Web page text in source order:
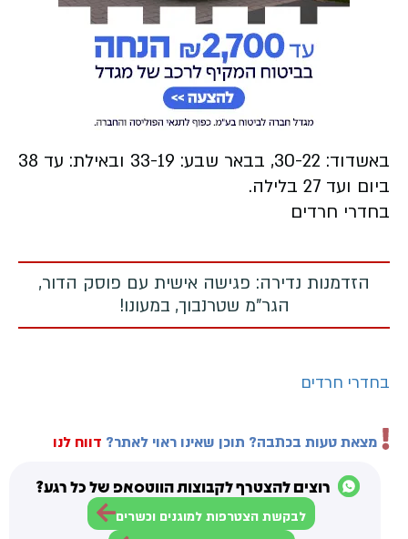
באשדוד: 30-22, בבאר שבע: 33-19 ובאילת: עד 38
ביום ועד 27 בלילה.
בחדרי חרדים
הזדמנות נדירה: פגישה אישית עם פוסק הדור,
הגר"מ שטרנבוך, במעונו!
בחדרי חרדים
מצאת טעות בכתבה? תוכן שאינו ראוי לאתר? דווח לנו
רוצים להצטרף לקבוצות הווטסאפ של כל רגע?
לבקשת הצטרפות למוגנים וכשרים